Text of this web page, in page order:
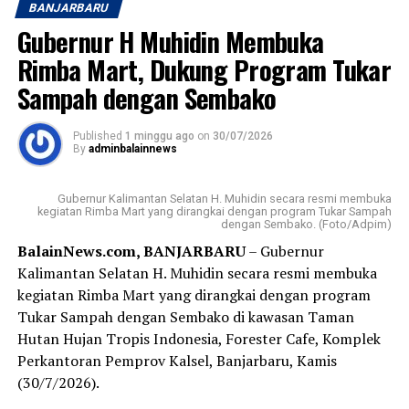
khususnya sepak bola.
Kedatangan Gubernur H. Muhidin disambut Pangdam
XXII/Tambun Bungai Mayjen TNI Zainal Arifin bersama
jajaran Forum Koordinasi Pimpinan Daerah
(Forkopimda) Kalimantan Selatan, di antaranya Ketua
DPRD Provinsi Kalimantan Selatan, Danrem
101/Antasari, Danlanal Banjarmasin, Sekretaris Daerah
Provinsi Kalimantan Selatan, Bupati Hulu Sungai
Tengah, serta jajaran TNI, Polri, dan pemerintah daerah.
Dalam sambutannya, Gubernur H. Muhidin mengajak
seluruh peserta menjadikan turnamen sebagai ajang
memperkuat persaudaraan sekaligus membangun
prestasi sepak bola Banua.
“Semoga seluruh rangkaian kegiatan ini berjalan dengan
baik, lancar, serta mendapat bimbingan dan petunjuk
BANJARBARU
Gubernur H Muhidin Membuka
Rimba Mart, Dukung Program Tukar
Sampah dengan Sembako
Published 1 minggu ago on 30/07/2026
By adminbalainnews
Gubernur Kalimantan Selatan H. Muhidin secara resmi membuka
kegiatan Rimba Mart yang dirangkai dengan program Tukar Sampah
dengan Sembako. (Foto/Adpim)
BalainNews.com, BANJARBARU– Gubernur
Kalimantan Selatan H. Muhidin secara resmi membuka
kegiatan Rimba Mart yang dirangkai dengan program
Tukar Sampah dengan Sembako di kawasan Taman
Hutan Hujan Tropis Indonesia, Forester Cafe, Komplek
Perkantoran Pemprov Kalsel, Banjarbaru, Kamis
(30/7/2026).